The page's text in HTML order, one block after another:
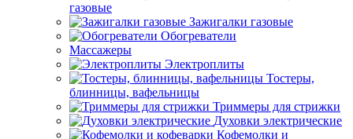
газовые
Зажигалки газовые
Обогреватели
Массажеры
Электроплиты
Тостеры,
блинницы, вафельницы
Триммеры для стрижки
Духовки электрические
Кофемолки и